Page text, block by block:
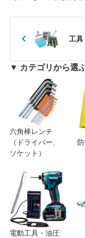
工具
▼ カテゴリから選
六角棒レンチ
（ドライバー、
ソケット）
電動工具・油圧